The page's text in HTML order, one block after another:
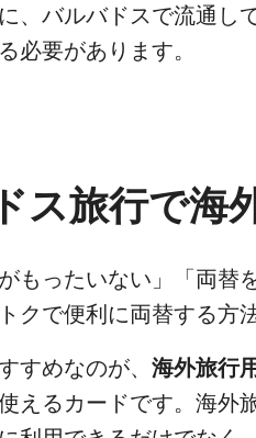
、バルバドスで流通し
必要があります。
ス旅行で海
がもったいない」「両
クで便利に両替する方
すめなのが、 海外旅行
えるカードです。海外